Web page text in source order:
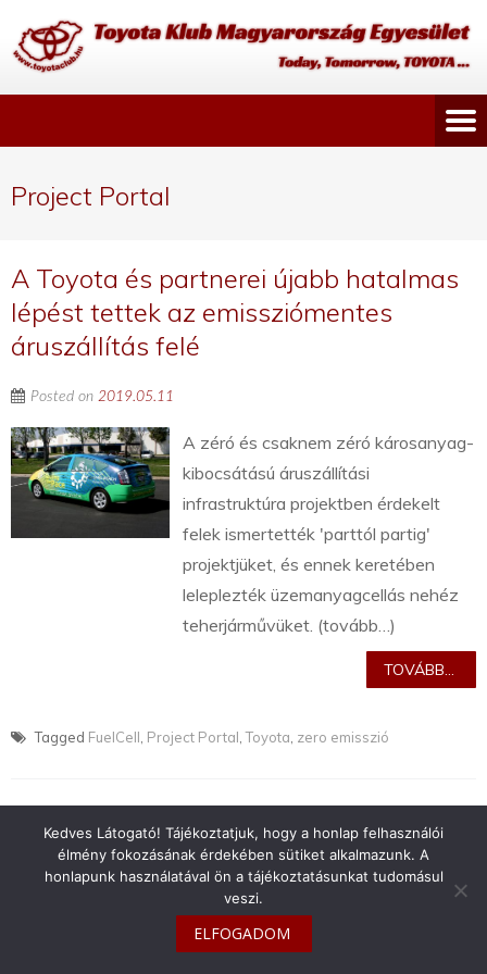
Project Portal
A Toyota és partnerei újabb hatalmas
lépést tettek az emissziómentes
áruszállítás felé
Posted on 2019.05.11
A zéró és csaknem zéró károsanyag-
kibocsátású áruszállítási
infrastruktúra projektben érdekelt
felek ismertették 'parttól partig'
projektjüket, és ennek keretében
leleplezték üzemanyagcellás nehéz
teherjárművüket. (tovább…)
TOVÁBB...
Tagged FuelCell Project Portal ,Toyota zero emisszió
info@toyotaclub.hu
Toyota Klub Magyarország
Kedves Látogató! Tájékoztatjuk, hogy a honlap felhasználói
élmény fokozásának érdekében sütiket alkalmazunk. A
honlapunk használatával ön a tájékoztatásunkat tudomásul
veszi.
ELFOGADOM